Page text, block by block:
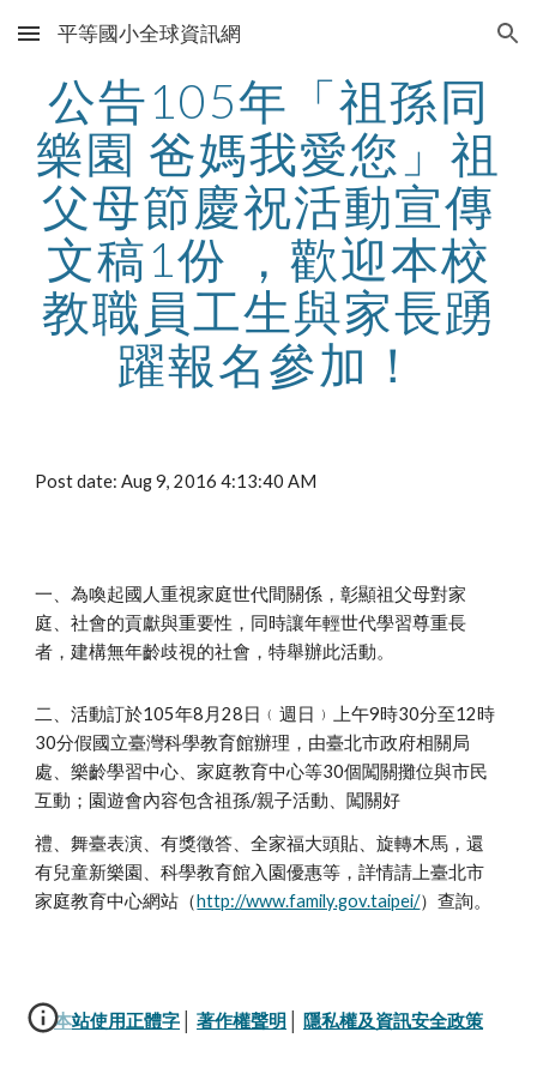
Skip to main content Skip to navigation
平等國小全球資訊網
公告105年「祖孫同
樂園 爸媽我愛您」祖
父母節慶祝活動宣傳
文稿1份 ，歡迎本校
教職員工生與家長踴
躍報名參加！
Post date: Aug 9, 2016 4:13:40 AM
一、為喚起國人重視家庭世代間關係，彰顯祖父母對家
庭、社會的貢獻與重要性，同時讓年輕世代學習尊重長
者，建構無年齡歧視的社會，特舉辦此活動。
二、活動訂於105年8月28日﹙週日﹚上午9時30分至12時
30分假國立臺灣科學教育館辦理，由臺北市政府相關局
處、樂齡學習中心、家庭教育中心等30個闖關攤位與市民
互動；園遊會內容包含祖孫/親子活動、闖關好
禮、舞臺表演、有獎徵答、全家福大頭貼、旋轉木馬，還
有兒童新樂園、科學教育館入園優惠等，詳情請上臺北市
家庭教育中心網站（http://www.family.gov.taipei/）查詢。
本站使用正體字 著作權聲明 隱私權及資訊安全政策